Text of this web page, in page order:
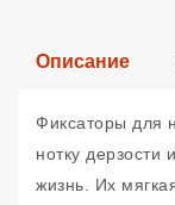
Описание
Фиксаторы для
нотку дерзости
жизнь. Их